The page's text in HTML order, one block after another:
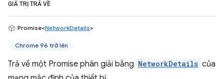
GIÁ TRỊ TRẢ VỀ
Promise<NetworkDetails>
Chrome 96 trở lên
Trả về một Promise phân giải bằng NetworkDetails của